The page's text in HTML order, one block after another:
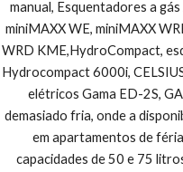
manual, Esquentadores a
miniMAXX WE, miniMAXX
WRD KME,HydroCompact,
Hydrocompact 6000i,
elétricos Gama ED-2S,
demasiado fria, onde a
em apartamentos de
capacidades de 50 e 75